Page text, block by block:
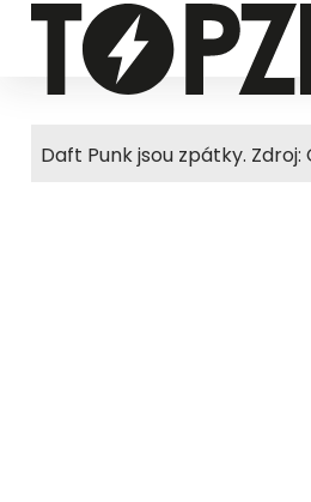
Daft Punk jsou zpátky.